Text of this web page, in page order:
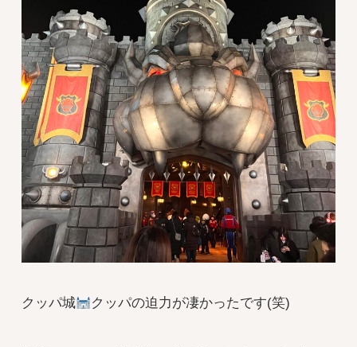
クッパ城 クッパの迫力が凄かったです(笑)